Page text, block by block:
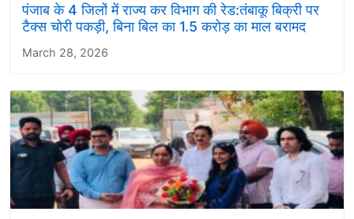
पंजाब के 4 जिलों में राज्य कर विभाग की रेड:तंबाकू बिक्री पर
टैक्स चोरी पकड़ी, बिना बिल का 1.5 करोड़ का माल बरामद
March 28, 2026